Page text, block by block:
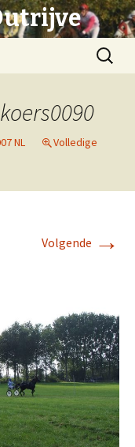
Zoeken
naar:
NL
Volledige
Volgende →